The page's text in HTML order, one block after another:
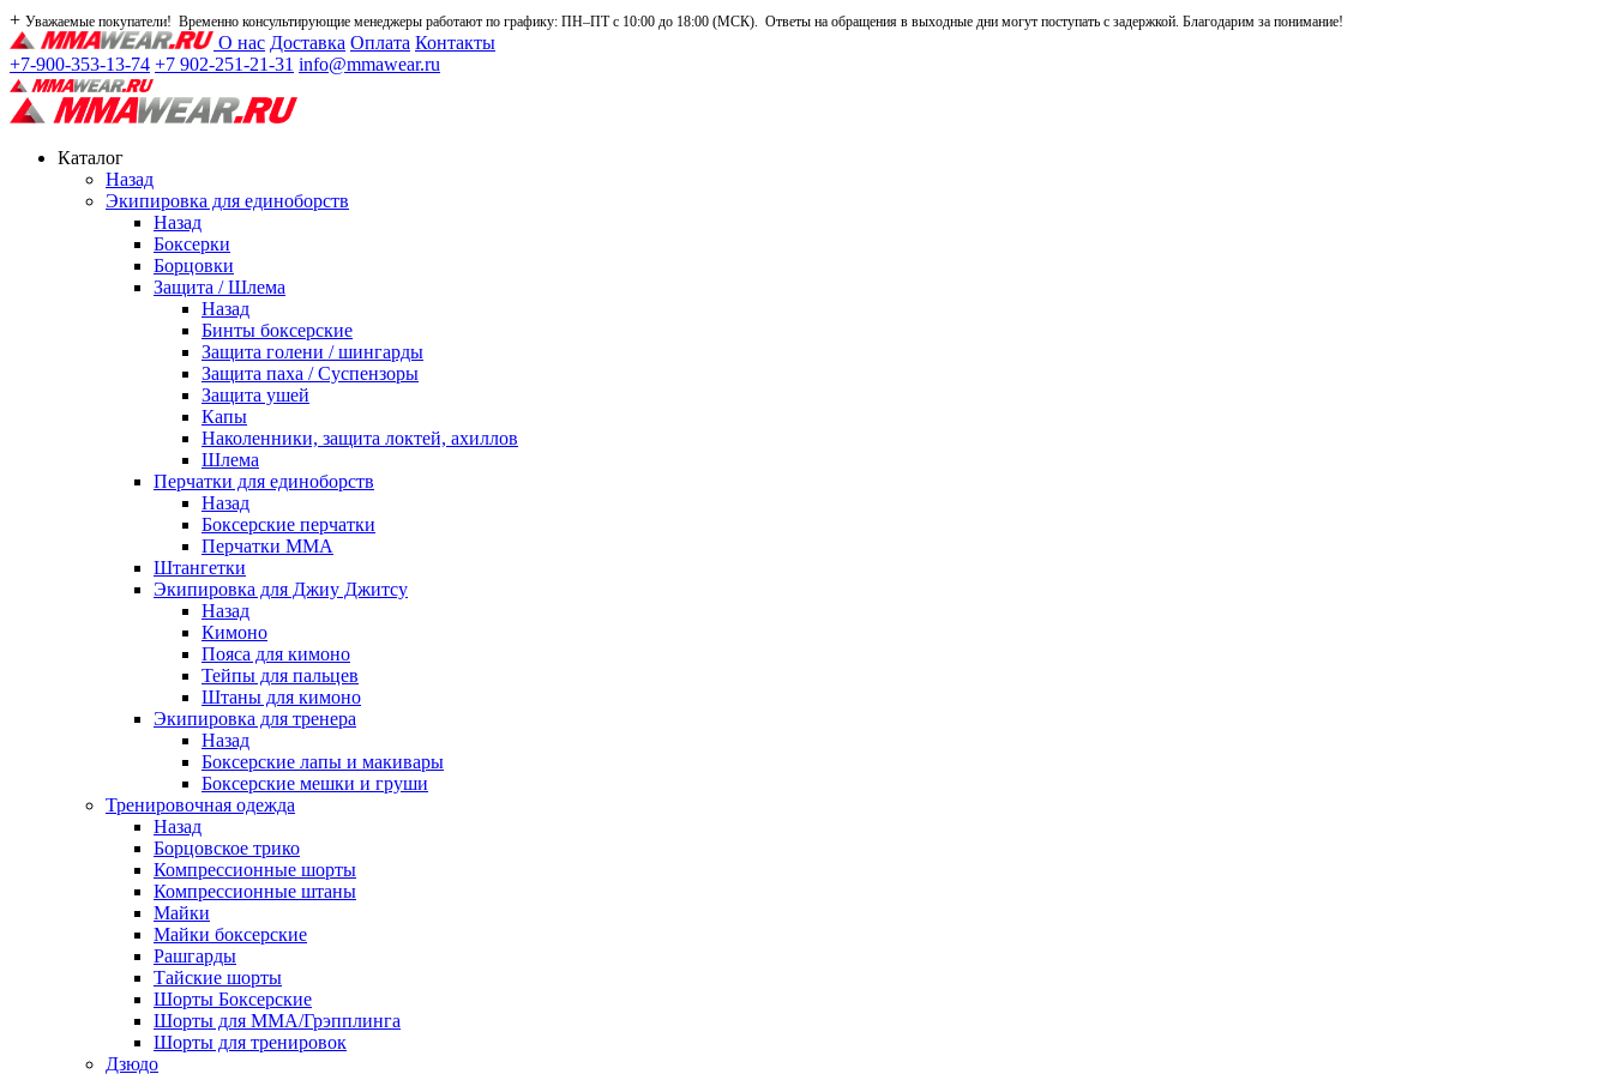
+ Уважаемые покупатели! Временно консультирующие менеджеры работают по графику: ПН–ПТ с 10:00 до 18:00 (МСК). Ответы на обращения в выходные дни могут поступать с задержкой. Благодарим за понимание!
О нас Доставка Оплата Контакты
+7-900-353-13-74 +7 902-251-21-31 info@mmawear.ru
Каталог
Назад
Экипировка для единоборств
Назад
Боксерки
Борцовки
Защита / Шлема
Назад
Бинты боксерские
Защита голени / шингарды
Защита паха / Суспензоры
Защита ушей
Капы
Наколенники, защита локтей, ахиллов
Шлема
Перчатки для единоборств
Назад
Боксерские перчатки
Перчатки ММА
Штангетки
Экипировка для Джиу Джитсу
Назад
Кимоно
Пояса для кимоно
Тейпы для пальцев
Штаны для кимоно
Экипировка для тренера
Назад
Боксерские лапы и макивары
Боксерские мешки и груши
Тренировочная одежда
Назад
Борцовское трико
Компрессионные шорты
Компрессионные штаны
Майки
Майки боксерские
Рашгарды
Тайские шорты
Шорты Боксерские
Шорты для ММА/Грэпплинга
Шорты для тренировок
Дзюдо